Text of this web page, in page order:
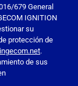
679 General
IGNITION
su
protección de
.
de sus